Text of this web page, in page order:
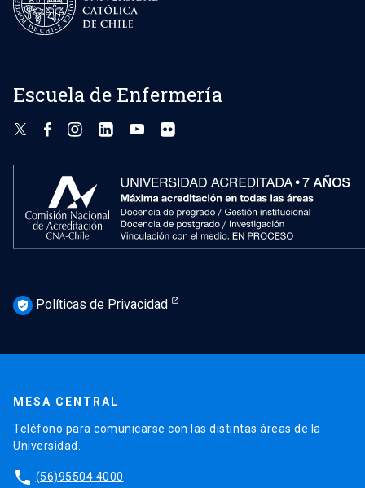
Escuela de Enfermería
verified_user Políticas de Privacidad
MESA CENTRAL
Teléfono para comunicarse con las distintas áreas de la
Universidad.
phone (56)95504 4000